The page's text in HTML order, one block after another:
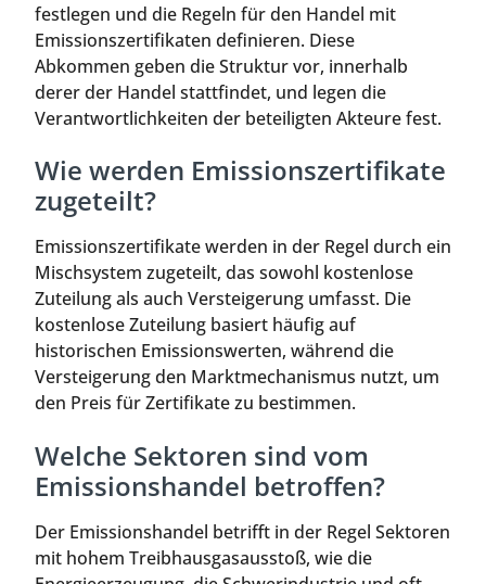
festlegen und die Regeln für den Handel mit
Emissionszertifikaten definieren. Diese
Abkommen geben die Struktur vor, innerhalb
derer der Handel stattfindet, und legen die
Verantwortlichkeiten der beteiligten Akteure fest.
Wie werden Emissionszertifikate
zugeteilt?
Emissionszertifikate werden in der Regel durch ein
Mischsystem zugeteilt, das sowohl kostenlose
Zuteilung als auch Versteigerung umfasst. Die
kostenlose Zuteilung basiert häufig auf
historischen Emissionswerten, während die
Versteigerung den Marktmechanismus nutzt, um
den Preis für Zertifikate zu bestimmen.
Welche Sektoren sind vom
Emissionshandel betroffen?
Der Emissionshandel betrifft in der Regel Sektoren
mit hohem Treibhausgasausstoß, wie die